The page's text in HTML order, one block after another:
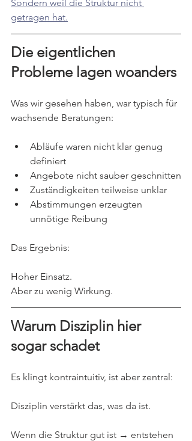
Sondern weil die Struktur nicht
getragen hat.
Die eigentlichen
Probleme lagen woanders
Was wir gesehen haben, war typisch für
wachsende Beratungen:
Abläufe waren nicht klar genug
definiert
Angebote nicht sauber geschnitten
Zuständigkeiten teilweise unklar
Abstimmungen erzeugten
unnötige Reibung
Das Ergebnis:
Hoher Einsatz.
Aber zu wenig Wirkung.
Warum Disziplin hier
sogar schadet
Es klingt kontraintuitiv, ist aber zentral:
Disziplin verstärkt das, was da ist.
Wenn die Struktur gut ist → entstehen